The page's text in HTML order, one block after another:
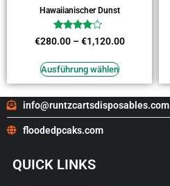
Hawaiianischer Dunst
Bewertet
mit
von 5
€280.00–€1,120.00
Ausführung wählen
info@runtzcartsdisposables.com
floodedpcaks.com
QUICK LINKS